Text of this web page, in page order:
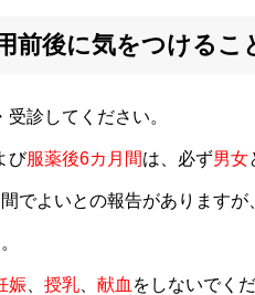
前後に気をつけるこ
診してください。
び服薬後6カ月間は、必ず男女
でよいとの報告があります
娠 授乳 献血 をしないでく